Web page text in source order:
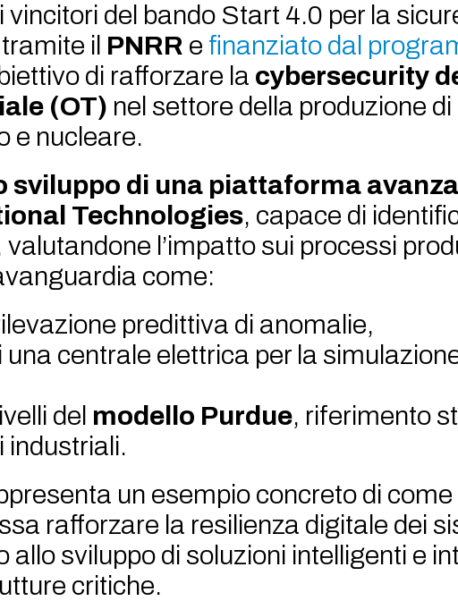
del bando Start 4.0 per la
il PNRR e finanziato dal
di rafforzare la cybersecurity
(OT) nel settore della produzione
e nucleare.
sviluppo di una piattaforma
Technologies, capace di
l’impatto sui processi
come:
predittiva di anomalie,
una centrale elettrica per la
del modello Purdue, riferimento
industriali.
un esempio concreto di come
rafforzare la resilienza digitale dei
allo sviluppo di soluzioni intelligenti e
critiche.